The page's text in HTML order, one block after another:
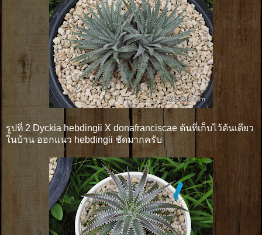
รูปที่ 2 Dyckia hebdingii X donafranciscae ต้นที่เก็บไว้ต้นเดียว
ในบ้าน ออกแนว hebdingii ชัดมากครับ